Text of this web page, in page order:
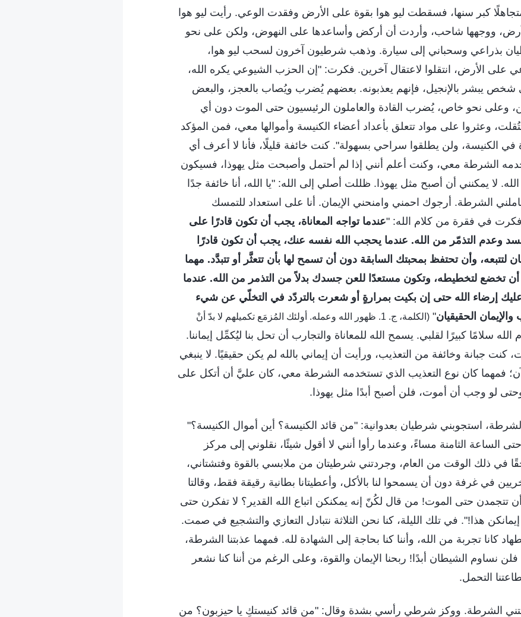
كبر سنها، فسقطت ليو هوا بقوة على الأرض وفقدت الوعي. رأيت ليو هوا
ووجهها شاحب، وأردت أن أركض وأساعدها على النهوض، ولكن على نحو
بذراعي وسحباني إلى سيارة. وذهب شرطيون آخرون لسحب ليو هوا،
على الأرض، انتقلوا لاعتقال آخرين. فكرت: "إن الحزب الشيوعي يكره الله،
شخص يبشر بالإنجيل، فإنهم يعذبونه. بعضهم يُضرب ويُصاب بالعجز، والبعض
وعلى نحو خاص، يُضرب القادة والعاملون الرئيسيون حتى الموت دون أي
وعثروا على مواد تتعلق بأعداد أعضاء الكنيسة وأموالها معي، فمن المؤكد
في الكنيسة، ولن يطلقوا سراحي بسهولة". كنت خائفة قليلًا، فأنا لا أعرف أي
الشرطة معي، وكنت أعلم أنني إذا لم أحتمل وأصبحت مثل يهوذا، فسيكون
لا يمكنني أن أصبح مثل يهوذا. ظللت أصلي إلى الله: "يا الله، أنا خائفة جدًا
الشرطة. أرجوك احمني وامنحني الإيمان. أنا على استعداد للتمسك
فكرت في فقرة من كلام الله: "عندما تواجه المعاناة، يجب أن تكون قادرًا على
وعدم التذمّر من الله. عندما يحجب الله نفسه عنك، يجب أن تكون قادرًا
لتتبعه، وأن تحتفظ بمحبتك السابقة دون أن تسمح لها بأن تتعثَّر أو تتبدَّد. مهما
أن تخضع لتخطيطه، وتكون مستعدًا للعن جسدك بدلاً من التذمر من الله. عندما
إرضاء الله حتى إن بكيت بمرارةٍ أو شعرت بالتردّد في التخلّي عن شيء
الحقيقيان"
(الكلمة، ج. 1. ظهور الله وعمله. أولئك المُزمَع تكميلهم لا بدّ أنْ
سلامًا كبيرًا لقلبي. يسمح الله للمعاناة والتجارب أن تحل بنا ليُكمِّل إيماننا.
جبانة وخائفة من التعذيب، ورأيت أن إيماني بالله لم يكن حقيقيًا. لا ينبغي
فمهما كان نوع التعذيب الذي تستخدمه الشرطة معي، كان عليَّ أن أتكل على
لو وجب أن أموت، فلن أصبح أبدًا مثل يهوذا.
استجوبني شرطيان بعدوانية: "من قائد الكنيسة؟ أين أموال الكنيسة؟"
الساعة الثامنة مساءً، وعندما رأوا أنني لا أقول شيئًا، نقلوني إلى مركز
حقًا في ذلك الوقت من العام، وجردتني شرطيتان من ملابسي بالقوة وفتشتاني،
في غرفة دون أن يسمحوا لنا بالأكل، وأعطيتانا بطانية رقيقة فقط، وقالتا
تتجمدن حتى الموت! من قال لكُنّ إنه يمكنكن اتباع الله القدير؟ لا تفكرن حتى
هذا!". في تلك الليلة، كنا نحن الثلاثة نتبادل التعازي والتشجيع في صمت.
كانا تجربة من الله، وأننا كنا بحاجة إلى الشهادة لله. فمهما عذبتنا الشرطة،
نساوم الشيطان أبدًا! ربحنا الإيمان والقوة، وعلى الرغم من أننا كنا نشعر
التحمل.
الشرطة. ووكز شرطي رأسي بشدة وقال: "من قائد كنيستكِ يا حيزبون؟ من